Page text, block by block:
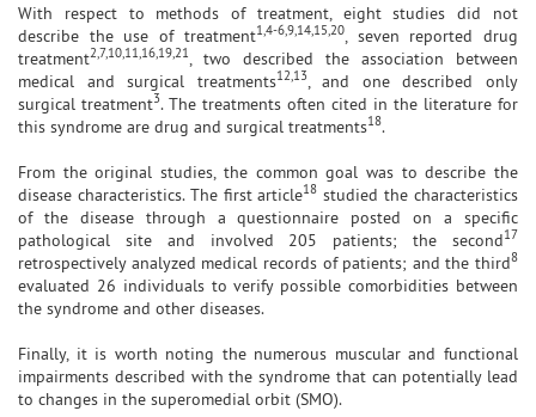
With respect to methods of treatment, eight studies did not
describe the use of treatment1,4-6,9,14,15,20, seven reported drug
treatment2,7,10,11,16,19,21, two described the association between
medical and surgical treatments12,13, and one described only
surgical treatment3. The treatments often cited in the literature for
this syndrome are drug and surgical treatments18.
From the original studies, the common goal was to describe the
disease characteristics. The first article18 studied the characteristics
of the disease through a questionnaire posted on a specific
pathological site and involved 205 patients; the second17
retrospectively analyzed medical records of patients; and the third8
evaluated 26 individuals to verify possible comorbidities between
the syndrome and other diseases.
Finally, it is worth noting the numerous muscular and functional
impairments described with the syndrome that can potentially lead
to changes in the superomedial orbit (SMO).